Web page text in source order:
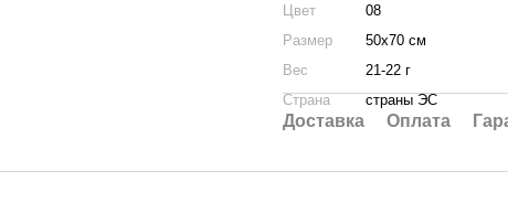
Цвет
08
Размер
50х70 см
Вес
21-22 г
Страна
страны ЭС
Доставка Оплата